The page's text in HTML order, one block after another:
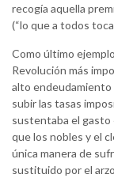
recogía aquella
(“lo que a todos
Como último
Revolución más
alto endeudamiento
subir las tasas
sustentaba el gasto
que los nobles y el
única manera de
sustituido por el